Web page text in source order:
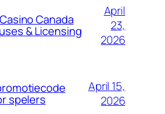
Canada
& Licensing
April
23,
2026
spelers
April 15,
2026